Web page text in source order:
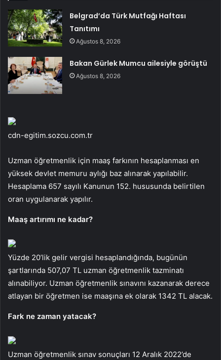
Belgrad’da Türk Mutfağı Haftası
Tanıtımı
Ağustos 8, 2026
Bakan Gürlek Mumcu ailesiyle görüştü
Ağustos 8, 2026
cdn-egitim.sozcu.com.tr
Uzman öğretmenlik için maaş farkının hesaplanması en
yüksek devlet memuru aylığı baz alınarak yapılabilir.
Hesaplama 657 sayılı Kanunun 152. hususunda belirtilen
oran uygulanarak yapılır.
Maaş artırımı ne kadar?
Yüzde 20’lik gelir vergisi hesaplandığında, bugünün
şartlarında 507,07 TL uzman öğretmenlik tazminatı
alınabiliyor. Uzman öğretmenlik sınavını kazanarak derece
atlayan bir öğretmen ise maaşına ek olarak 1342 TL alacak.
Fark ne zaman yatacak?
Uzman öğretmenlik sınav sonuçları 12 Aralık 2022’de